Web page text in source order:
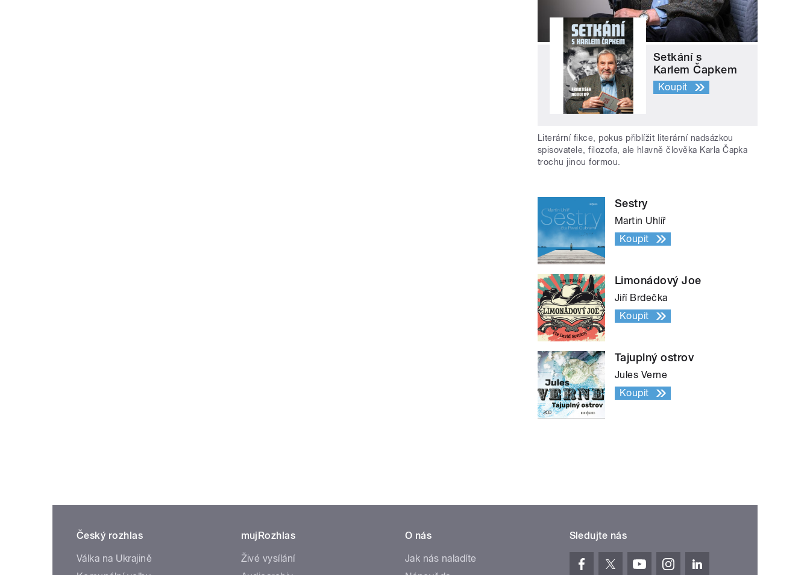
Setkání s
Karlem Čapkem
Koupit
Literární fikce, pokus přiblížit literární nadsázkou
spisovatele, filozofa, ale hlavně člověka Karla Čapka
trochu jinou formou.
Sestry
Martin Uhlíř
Koupit
Limonádový Joe
Jiří Brdečka
Koupit
Tajuplný ostrov
Jules Verne
Koupit
Český rozhlas
Válka na Ukrajině
mujRozhlas
Živé vysílání
O nás
Jak nás naladíte
Sledujte nás